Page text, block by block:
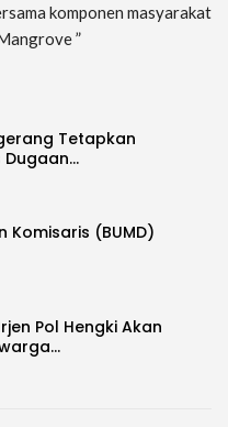
komponen masyarakat
”
Tetapkan
Dugaan…
Komisaris (BUMD)
Pol Hengki Akan